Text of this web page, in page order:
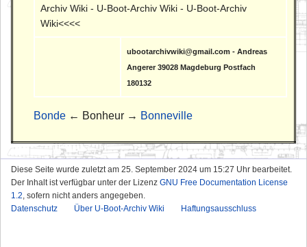
Archiv Wiki - U-Boot-Archiv Wiki - U-Boot-Archiv
Wiki<<<<
ubootarchivwiki@gmail.com - Andreas
Angerer 39028 Magdeburg Postfach
180132
Bonde ← Bonheur → Bonneville
Diese Seite wurde zuletzt am 25. September 2024 um 15:27 Uhr bearbeitet.
Der Inhalt ist verfügbar unter der Lizenz GNU Free Documentation License
1.2, sofern nicht anders angegeben.
Datenschutz
Über U-Boot-Archiv Wiki Haftungsausschluss